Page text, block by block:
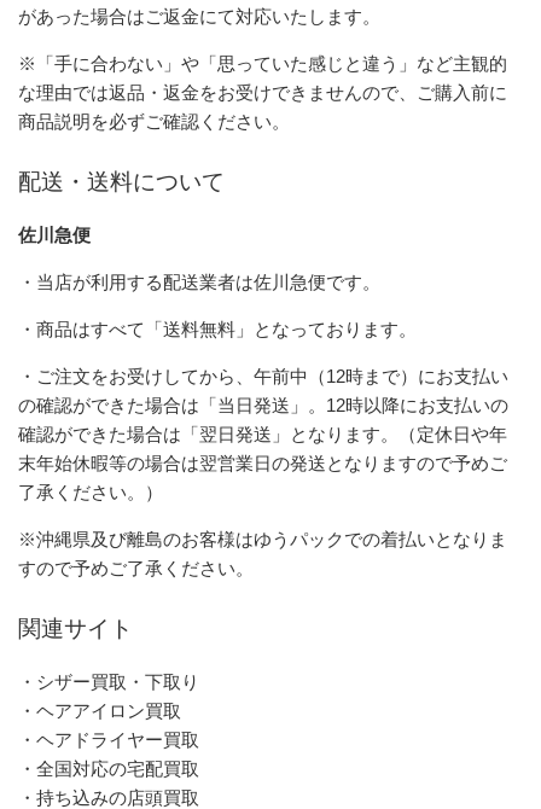
があった場合はご返金にて対応いたします。
※「手に合わない」や「思っていた感じと違う」など主観的
な理由では返品・返金をお受けできませんので、ご購入前に
商品説明を必ずご確認ください。
配送・送料について
佐川急便
・当店が利用する配送業者は佐川急便です。
・商品はすべて「送料無料」となっております。
・ご注文をお受けしてから、午前中（12時まで）にお支払い
の確認ができた場合は「当日発送」。12時以降にお支払いの
確認ができた場合は「翌日発送」となります。（定休日や年
末年始休暇等の場合は翌営業日の発送となりますので予めご
了承ください。）
※沖縄県及び離島のお客様はゆうパックでの着払いとなりま
すので予めご了承ください。
関連サイト
・シザー買取・下取り
・ヘアアイロン買取
・ヘアドライヤー買取
・全国対応の宅配買取
・持ち込みの店頭買取